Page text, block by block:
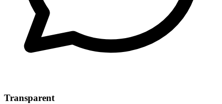
Transparent